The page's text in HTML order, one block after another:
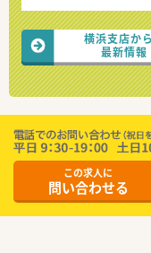
横浜支店か
最新情報
この求人に
問い合わせる